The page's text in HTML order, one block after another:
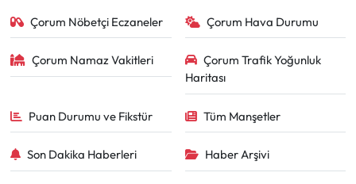
Çorum Nöbetçi Eczaneler Çorum Hava Durumu
Çorum Namaz Vakitleri
Çorum Trafik Yoğunluk
Haritası
Puan Durumu ve Fikstür Tüm Manşetler
Son Dakika Haberleri Haber Arşivi